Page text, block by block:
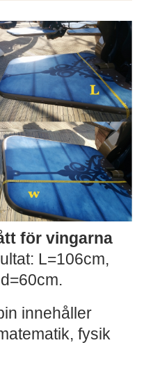
för vingarna
L=106cm,
innehåller
fysik